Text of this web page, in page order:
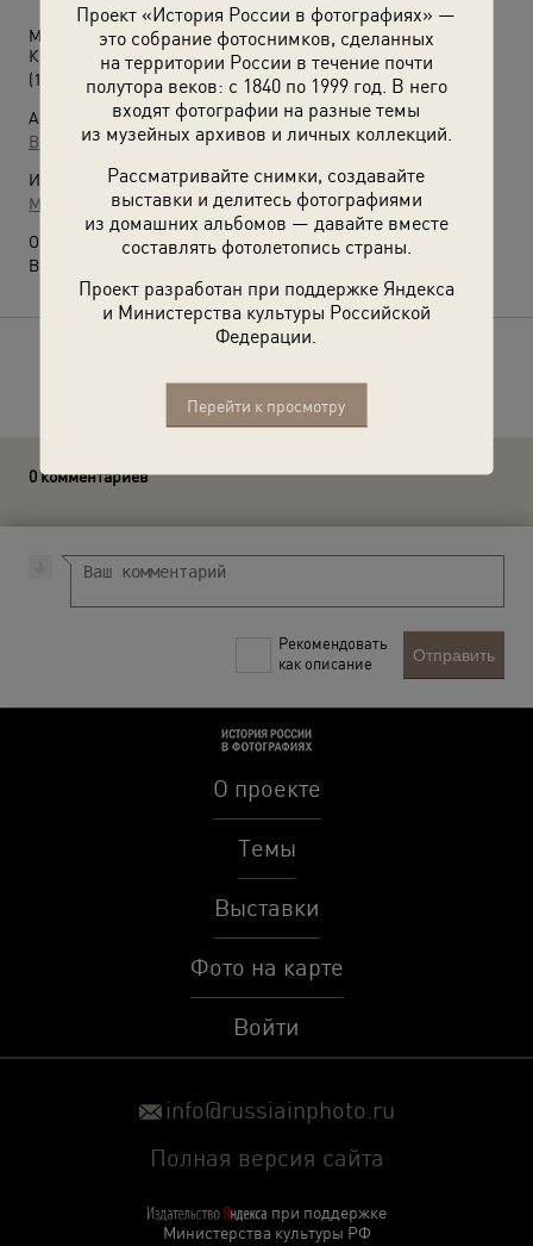
Проект «История России в фотографиях» —
это собрание фотоснимков, сделанных
на территории России в течение почти
полутора веков: с 1840 по 1999 год. В него
входят фотографии на разные темы
из музейных архивов и личных коллекций.
Рассматривайте снимки, создавайте
выставки и делитесь фотографиями
из домашних альбомов — давайте вместе
составлять фотолетопись страны.
Проект разработан при поддержке Яндекса
и Министерства культуры Российской
Федерации.
Перейти к просмотру
Мастер спорта по стрельбе из малокалиберного пистолета Е.
Кириллова и ее тренер В. Родионов
(15 июля 1954)
Автор:
Валентин Хухлаев
Источники:
МАММ / МДФ
О фотографии:
Выставка
с этой фотографией.
0 комментариев
Рекомендовать
как описание
Отправить
О проекте
Темы
Выставки
Фото на карте
Войти
info@russiainphoto.ru
Полная версия сайта
при поддержке
Министерства культуры РФ